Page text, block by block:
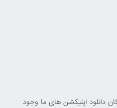
دانلود اپلیکشن های ما وجود